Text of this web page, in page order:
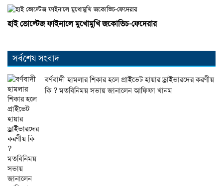
হাই ভোল্টেজ ফাইনালে মুখোমুখি জকোভিচ-ফেদেরার
সর্বশেষ সংবাদ
বর্ণবাদী হামলার শিকার হলে প্রাইভেট হায়ার ড্রাইভারদের করণীয়
কি ? মতবিনিময় সভায় জানালেন আফিফা খানম